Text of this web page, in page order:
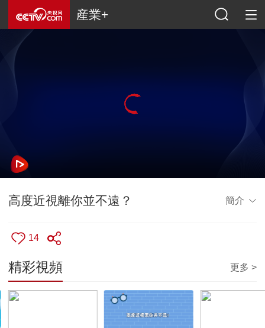
産業+
高度近視離你並不遠？ 簡介
14
精彩視頻 更多 >